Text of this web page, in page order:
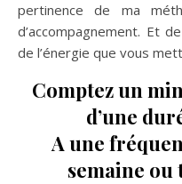
pertinence de ma
d’accompagnement. Et
de l’énergie que vous
Comptez un
d’une
A une
semaine ou